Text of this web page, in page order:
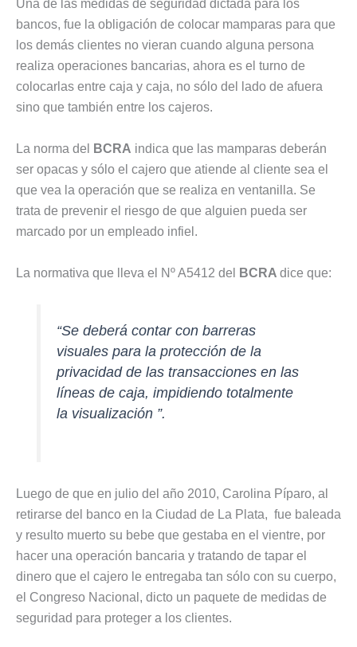
Una de las medidas de seguridad dictada para los
bancos, fue la obligación de colocar mamparas para que
los demás clientes no vieran cuando alguna persona
realiza operaciones bancarias, ahora es el turno de
colocarlas entre caja y caja, no sólo del lado de afuera
sino que también entre los cajeros.
La norma del BCRA indica que las mamparas deberán
ser opacas y sólo el cajero que atiende al cliente sea el
que vea la operación que se realiza en ventanilla. Se
trata de prevenir el riesgo de que alguien pueda ser
marcado por un empleado infiel.
La normativa que lleva el Nº A5412 del BCRA dice que:
“Se deberá contar con barreras
visuales para la protección de la
privacidad de las transacciones en las
líneas de caja, impidiendo totalmente
la visualización ”.
Luego de que en julio del año 2010, Carolina Píparo, al
retirarse del banco en la Ciudad de La Plata, fue baleada
y resulto muerto su bebe que gestaba en el vientre, por
hacer una operación bancaria y tratando de tapar el
dinero que el cajero le entregaba tan sólo con su cuerpo,
el Congreso Nacional, dicto un paquete de medidas de
seguridad para proteger a los clientes.